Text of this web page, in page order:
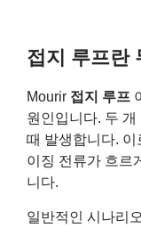
접지 루프란
Mourir 접지 루프
원인입니다. 두
때 발생합니다.
이징 전류가 흐르
니다.
일반적인 시나리